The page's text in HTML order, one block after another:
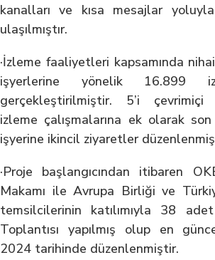
kanalları ve kısa mesajlar yoluyla
ulaşılmıştır.
·İzleme faaliyetleri kapsamında nihai
işyerlerine yönelik 16.899
gerçekleştirilmiştir. 5’i çevrimiçi
izleme çalışmalarına ek olarak
işyerine ikincil ziyaretler
·Proje başlangıcından itibaren
Makamı ile Avrupa Birliği ve
temsilcilerinin katılımıyla 38
Toplantısı yapılmış olup en
2024 tarihinde düzenlenmiştir.